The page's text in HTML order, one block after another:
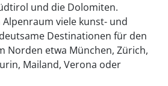
und die Dolomiten.
viele kunst- und
Destinationen für den
Norden etwa München, Zürich,
Mailand, Verona oder